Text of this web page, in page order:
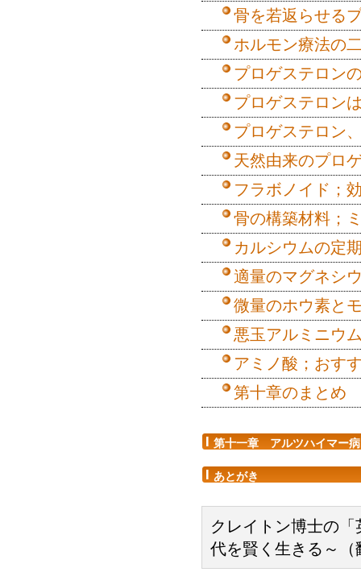
骨を若返らせる
ホルモン療法の
プロゲステロン
プロゲステロン
プロゲステロン
天然由来のプロ
フラボノイド；
骨の構築材料；
カルシウムの定
適量のマグネシ
微量のホウ素と
悪玉アルミニウ
アミノ酸；おす
第十章のまとめ
第十一章 アルツハイマー
あとがき
クレイトン博士の
代を賢く生きる～